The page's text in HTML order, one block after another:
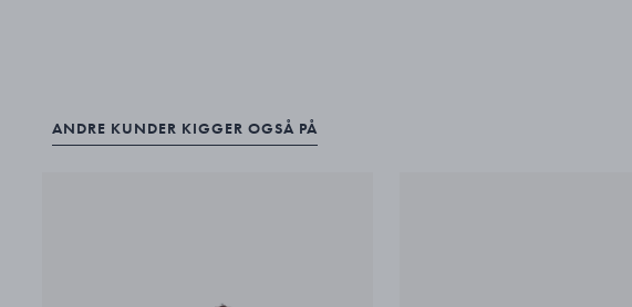
ANDRE KUNDER KIGGER OGSÅ PÅ